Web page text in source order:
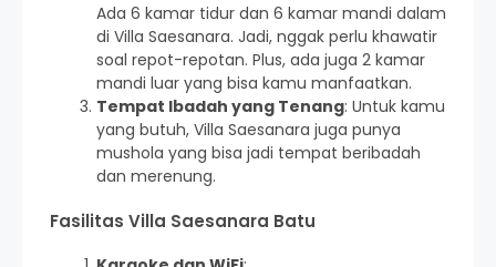
Ada 6 kamar tidur dan 6 kamar mandi dalam
di Villa Saesanara. Jadi, nggak perlu khawatir
soal repot-repotan. Plus, ada juga 2 kamar
mandi luar yang bisa kamu manfaatkan.
Tempat Ibadah yang Tenang: Untuk kamu
yang butuh, Villa Saesanara juga punya
mushola yang bisa jadi tempat beribadah
dan merenung.
Fasilitas Villa Saesanara Batu